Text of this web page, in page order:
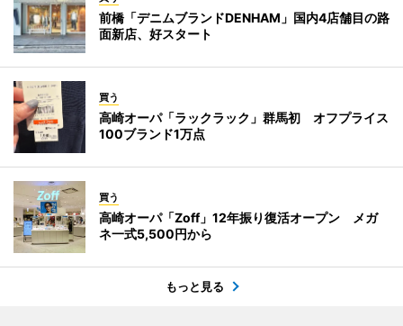
前橋「デニムブランドDENHAM」国内4店舗目の路
面新店、好スタート
買う
高崎オーパ「ラックラック」群馬初 オフプライス
100ブランド1万点
買う
高崎オーパ「Zoff」12年振り復活オープン メガ
ネ一式5,500円から
もっと見る